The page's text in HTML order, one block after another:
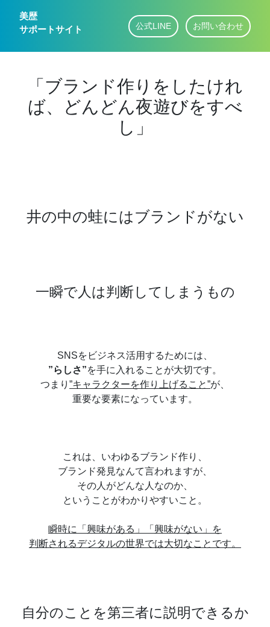
美歴
サポートサイト
公式LINE お問い合わせ
「ブランド作りをしたけれ
ば、どんどん夜遊びをすべ
し」
井の中の蛙にはブランドがない
一瞬で人は判断してしまうもの
SNSをビジネス活用するためには、
”らしさ”を手に入れることが大切です。
つまり ”キャラクターを作り上げること”が、
重要な要素になっています。
これは、いわゆるブランド作り、
ブランド発見なんて言われますが、
その人がどんな人なのか、
ということがわかりやすいこと。
瞬時に「興味がある」「興味がない」を
判断されるデジタルの世界では大切なことです。
自分のことを第三者に説明できるか